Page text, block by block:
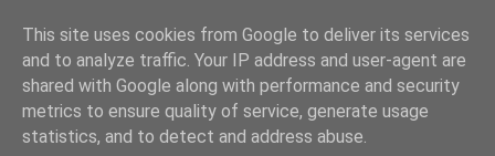
This site uses cookies from Google to deliver its services
and to analyze traffic. Your IP address and user-agent are
shared with Google along with performance and security
metrics to ensure quality of service, generate usage
statistics, and to detect and address abuse.